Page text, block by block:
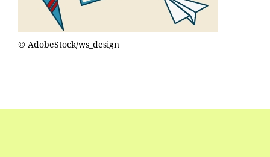
© AdobeStock/ws_design